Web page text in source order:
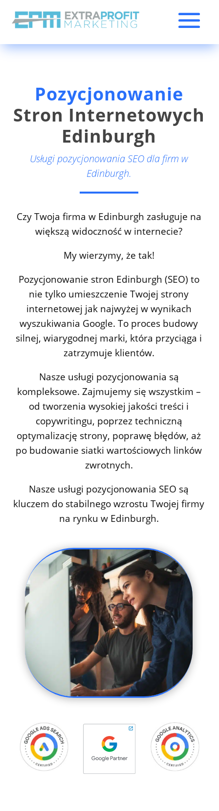
Pozycjonowanie
Stron Internetowych
Edinburgh
Usługi pozycjonowania SEO dla firm w
Edinburgh.
Czy Twoja firma w Edinburgh zasługuje na
większą widoczność w internecie?
My wierzymy, że tak!
Pozycjonowanie stron Edinburgh (SEO) to
nie tylko umieszczenie Twojej strony
internetowej jak najwyżej w wynikach
wyszukiwania Google. To proces budowy
silnej, wiarygodnej marki, która przyciąga i
zatrzymuje klientów.
Nasze usługi pozycjonowania są
kompleksowe. Zajmujemy się wszystkim –
od tworzenia wysokiej jakości treści i
copywritingu, poprzez techniczną
optymalizację strony, poprawę błędów, aż
po budowanie siatki wartościowych linków
zwrotnych.
Nasze usługi pozycjonowania SEO są
kluczem do stabilnego wzrostu Twojej firmy
na rynku w Edinburgh.